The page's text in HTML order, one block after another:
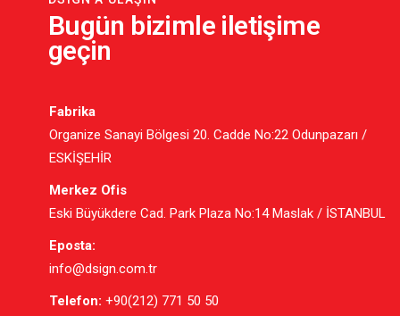
Bugün bizimle iletişime
geçin
Fabrika
Organize Sanayi Bölgesi 20. Cadde No:22 Odunpazarı /
ESKİŞEHİR
Merkez Ofis
Eski Büyükdere Cad. Park Plaza No:14 Maslak / İSTANBUL
Eposta:
info@dsign.com.tr
Telefon: +90(212) 771 50 50